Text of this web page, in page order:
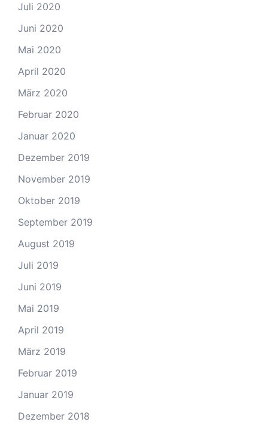
Juli 2020
Juni 2020
Mai 2020
April 2020
März 2020
Februar 2020
Januar 2020
Dezember 2019
November 2019
Oktober 2019
September 2019
August 2019
Juli 2019
Juni 2019
Mai 2019
April 2019
März 2019
Februar 2019
Januar 2019
Dezember 2018